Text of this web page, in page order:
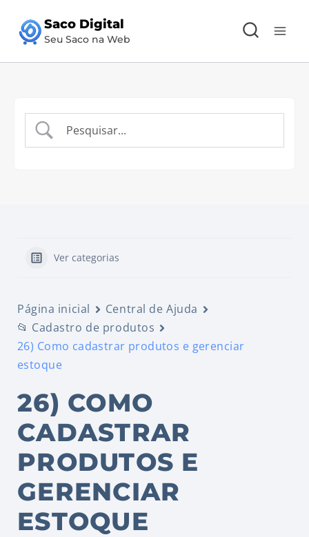
para
Saco Digital
Seu Saco na Web
Ver categorias
Página inicial
Central de Ajuda
📂 Cadastro de produtos
26) Como cadastrar produtos e gerenciar
estoque
26) COMO
CADASTRAR
PRODUTOS E
GERENCIAR
ESTOQUE